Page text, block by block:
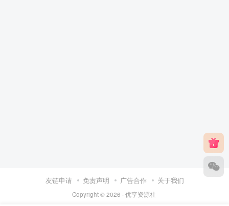
友链申请 免责声明 广告合作 关于我们
Copyright © 2026 · 优享资源社